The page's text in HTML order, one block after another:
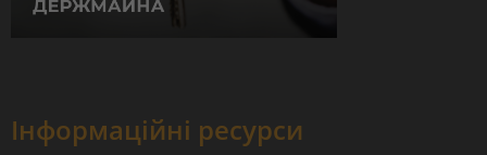
Інформаційні ресурси